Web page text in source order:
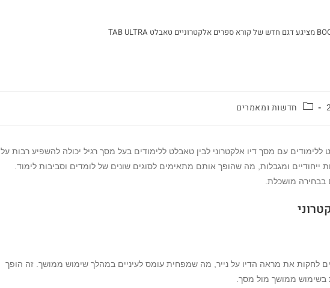
חדשות ומאמרים
עם מסך דיו אלקטרוני לבין טאבלט ללימודים בעל מסך רגיל יכולה להשפיע רבות על
ייחודיים ומגבלות, מה שהופך אותם מתאימים לסוגים שונים של לומדים וסביבות לימוד.
בבחירה מושכלת.
לחקות את מראה הדיו על נייר, מה שמפחית עומס לעיניים במהלך שימוש ממושך. זה הופך
בשימוש ממושך מול מסך.